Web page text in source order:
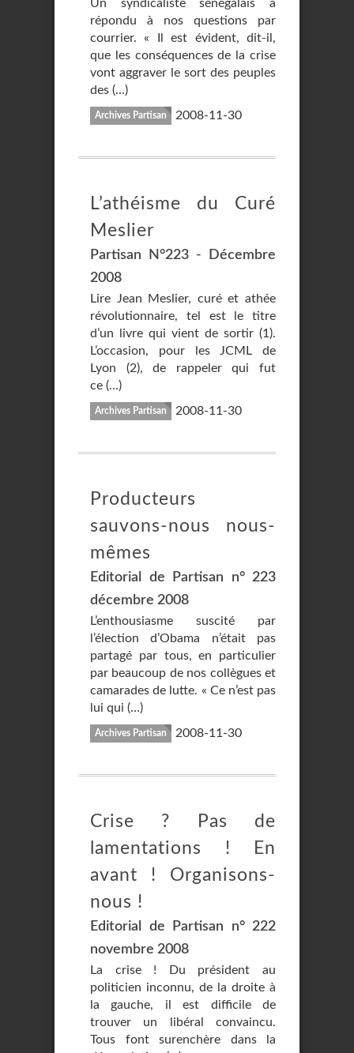
Un syndicaliste sénégalais a
répondu à nos questions par
courrier. « Il est évident, dit-il,
que les conséquences de la crise
vont aggraver le sort des peuples
des (…)
Archives Partisan 2008-11-30
L’athéisme du Curé
Meslier
Partisan N°223 - Décembre
2008
Lire Jean Meslier, curé et athée
révolutionnaire, tel est le titre
d’un livre qui vient de sortir (1).
L’occasion, pour les JCML de
Lyon (2), de rappeler qui fut
ce (…)
Archives Partisan 2008-11-30
Producteurs
sauvons-nous nous-
mêmes
Editorial de Partisan n° 223
décembre 2008
L’enthousiasme suscité par
l’élection d’Obama n’était pas
partagé par tous, en particulier
par beaucoup de nos collègues et
camarades de lutte. « Ce n’est pas
lui qui (…)
Archives Partisan 2008-11-30
Crise ? Pas de
lamentations ! En
avant ! Organisons-
nous !
Editorial de Partisan n° 222
novembre 2008
La crise ! Du président au
politicien inconnu, de la droite à
la gauche, il est difficile de
trouver un libéral convaincu.
Tous font surenchère dans la